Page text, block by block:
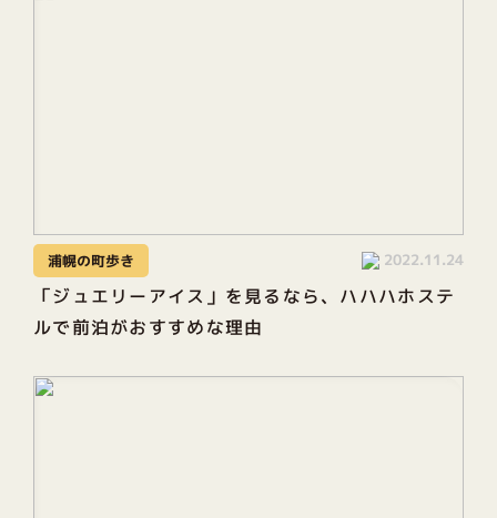
浦幌の町歩き 2022.11.24
「ジュエリーアイス」を見るなら、ハハハホステ
ルで前泊がおすすめな理由